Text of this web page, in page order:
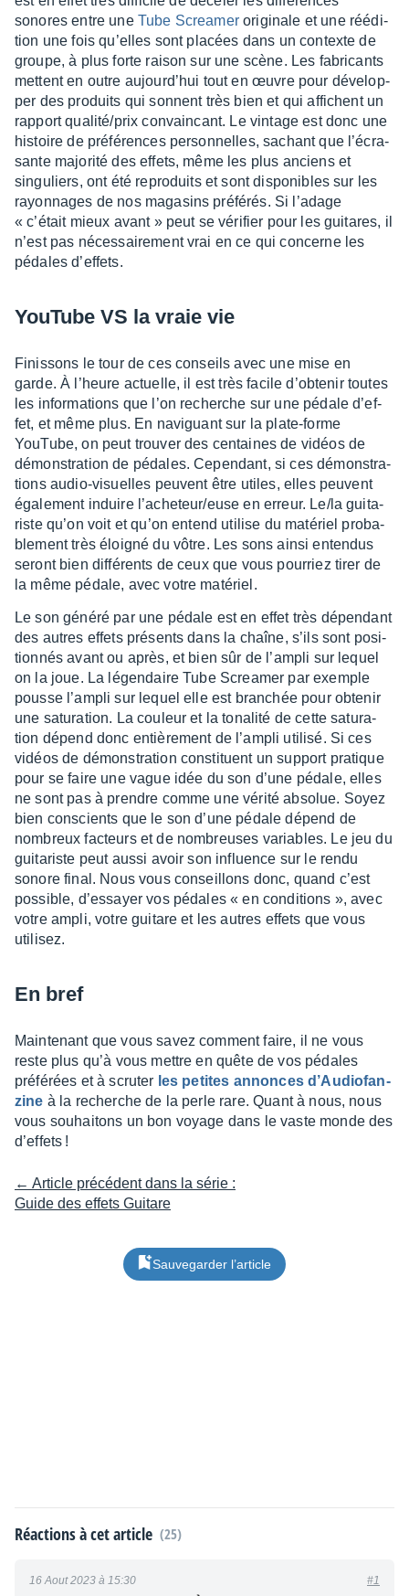
sonores entre une Tube Screa­merorigi­nale et une réédi­
tion une fois qu’elles sont placées dans un contexte de
groupe, à plus forte raison sur une scène. Les fabri­cants
mettent en outre aujour­d’hui tout en œuvre pour déve­lop­
per des produits qui sonnent très bien et qui affichent un
rapport qualité/prix convain­cant. Le vintage est donc une
histoire de préfé­rences person­nelles, sachant que l’écra­
sante majo­rité des effets, même les plus anciens et
singu­liers, ont été repro­duits et sont dispo­nibles sur les
rayon­nages de nos maga­sins préfé­rés. Si l’adage
« c’était mieux avant » peut se véri­fier pour les guitares, il
n’est pas néces­sai­re­ment vrai en ce qui concerne les
pédales d’ef­fets.
YouTube VS la vraie vie
Finis­sons le tour de ces conseils avec une mise en
garde. À l’heure actuelle, il est très facile d’ob­te­nir toutes
les infor­ma­tions que l’on recherche sur une pédale d’ef­
fet, et même plus. En navi­guant sur la plate-forme
YouTube, on peut trou­ver des centaines de vidéos de
démons­tra­tion de pédales. Cepen­dant, si ces démons­tra­
tions audio-visuelles peuvent être utiles, elles peuvent
égale­ment induire l’ache­teur/euse en erreur. Le/la guita­
riste qu’on voit et qu’on entend utilise du maté­riel proba­
ble­ment très éloi­gné du vôtre. Les sons ainsi enten­dus
seront bien diffé­rents de ceux que vous pour­riez tirer de
la même pédale, avec votre maté­riel.
Le son généré par une pédale est en effet très dépen­dant
des autres effets présents dans la chaîne, s’ils sont posi­
tion­nés avant ou après, et bien sûr de l’am­pli sur lequel
on la joue. La légen­daire Tube Screa­mer par exemple
pousse l’am­pli sur lequel elle est bran­chée pour obte­nir
une satu­ra­tion. La couleur et la tona­lité de cette satu­ra­
tion dépend donc entiè­re­ment de l’am­pli utilisé. Si ces
vidéos de démons­tra­tion consti­tuent un support pratique
pour se faire une vague idée du son d’une pédale, elles
ne sont pas à prendre comme une vérité abso­lue. Soyez
bien conscients que le son d’une pédale dépend de
nombreux facteurs et de nombreuses variables. Le jeu du
guita­riste peut aussi avoir son influence sur le rendu
sonore final. Nous vous conseillons donc, quand c’est
possible, d’es­sayer vos pédales « en condi­tions », avec
votre ampli, votre guitare et les autres effets que vous
utili­sez.
En bref
Main­te­nant que vous savez comment faire, il ne vous
reste plus qu’à vous mettre en quête de vos pédales
préfé­rées et à scru­ter les petites annonces d’Au­dio­fan­
zine à la recherche de la perle rare. Quant à nous, nous
vous souhai­tons un bon voyage dans le vaste monde des
d’ef­fets !
← Article précédent dans la série :
Guide des effets Guitare
Sauvegarder l’article
Réactions à cet article (25)
16 Aout 2023 à 15:30 #1